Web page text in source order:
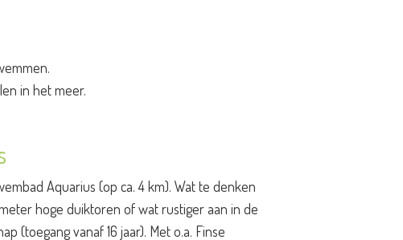
in het meer.
Aquarius (op ca. 4 km). Wat te denken
hoge duiktoren of wat rustiger aan in de
(toegang vanaf 16 jaar). Met o.a. Finse